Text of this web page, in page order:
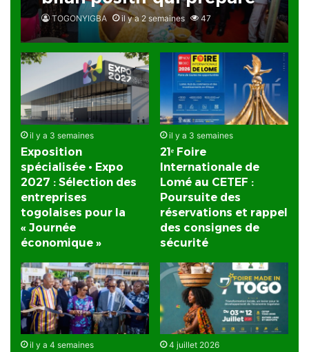
le terrain pour la Foire
Internationale de Lomé
TOGONYIGBA il y a 2 semaines 47
il y a 3 semaines
Exposition
spécialisée • Expo
2027 : Sélection des
entreprises
togolaises pour la
« Journée
économique »
il y a 3 semaines
21ᵉ Foire
Internationale de
Lomé au CETEF :
Poursuite des
réservations et rappel
des consignes de
sécurité
il y a 4 semaines 4 juillet 2026